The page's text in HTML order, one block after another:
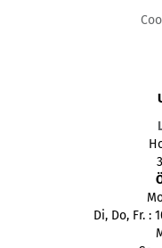
Di, Do, Fr. :